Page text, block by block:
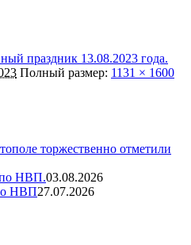
праздник 13.08.2023 года.
Полный размер: 1131 × 1600
торжественно отметили
по НВП.03.08.2026
НВП27.07.2026